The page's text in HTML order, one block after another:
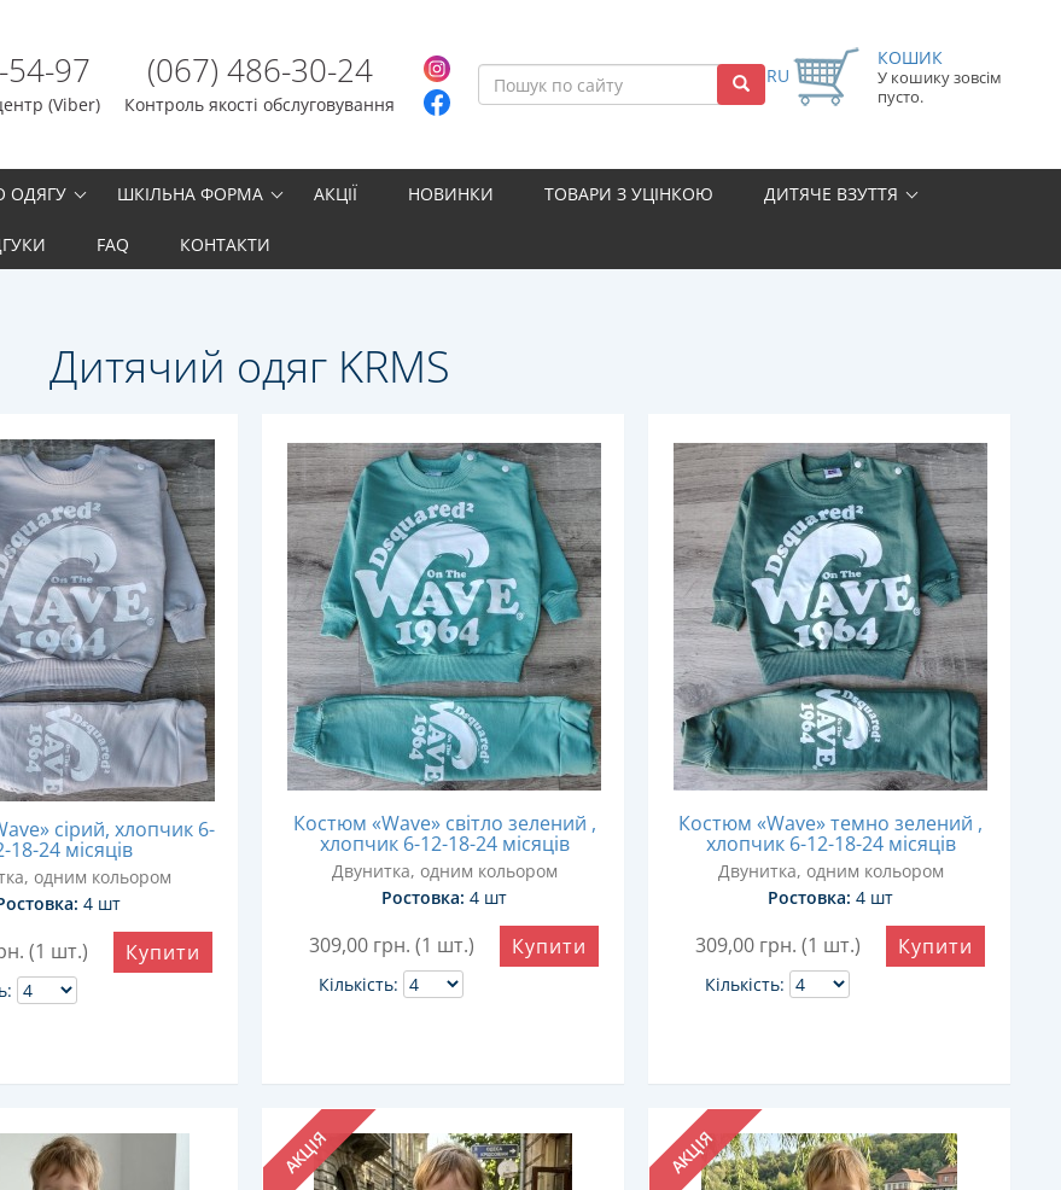
54-97
(Viber)
(067) 486-30-24
Контроль якості обслуговування
RU
КОШИК
У кошику зовсім
пусто.
ОДЯГУ ШКІЛЬНА ФОРМА АКЦІЇ НОВИНКИ ТОВАРИ З УЦІНКОЮ ДИТЯЧЕ ВЗУТТЯ
FAQ КОНТАКТИ
Дитячий одяг KRMS
сірий, хлопчик 6-
18-24 місяців
одним кольором
4 шт
(1 шт.) Купити
Костюм «Wave» світло зелений ,
хлопчик 6-12-18-24 місяців
Двунитка, одним кольором
Ростовка: 4 шт
309,00 грн. (1 шт.)
Кількість:
Купити
Костюм «Wave» темно зелений ,
хлопчик 6-12-18-24 місяців
Двунитка, одним кольором
Ростовка: 4 шт
309,00 грн. (1 шт.)
Кількість:
Купити
АКЦІЯ АКЦІЯ